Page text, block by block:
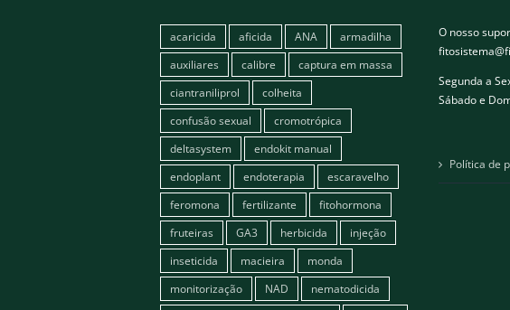
acaricida aficida ANA
armadilha
auxiliares
calibre
captura em massa
ciantraniliprol
colheita
confusão sexual
cromotrópica
deltasystem
endokit manual
endoplant
endoterapia
escaravelho
feromona
fertilizante
fitohormona
fruteiras
GA3 herbicida
injeção
inseticida
macieira
monda
monitorização
NAD
nematodicida
O nosso
Segunda a
Sábado e
Política de